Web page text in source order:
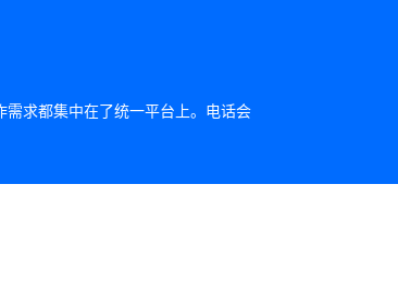
求都集中在了统一平台上。电话会
约的会议信息，一键入会 保留用户